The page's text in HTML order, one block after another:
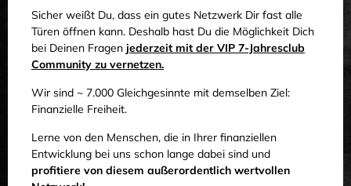
Sicher weißt Du, dass ein gutes Netzwerk Dir fast alle
Türen öffnen kann. Deshalb hast Du die Möglichkeit Dich
bei Deinen Fragen jederzeit mit der VIP 7-Jahresclub
Community zu vernetzen.
Wir sind ~ 7.000 Gleichgesinnte mit demselben Ziel:
Finanzielle Freiheit.
Lerne von den Menschen, die in Ihrer finanziellen
Entwicklung bei uns schon lange dabei sind und
profitiere von diesem außerordentlich wertvollen